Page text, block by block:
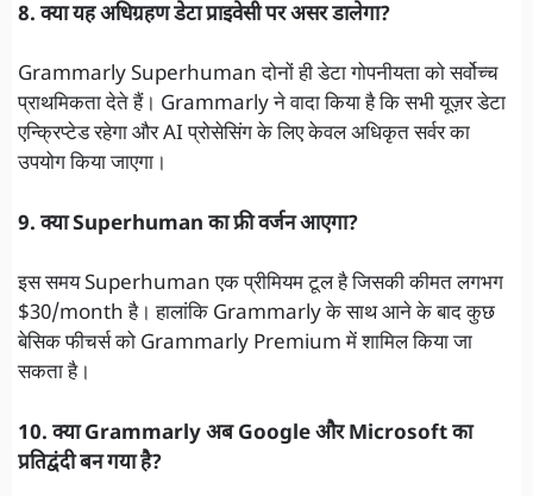
8. क्या यह अधिग्रहण डेटा प्राइवेसी पर असर डालेगा?
Grammarly Superhuman दोनों ही डेटा गोपनीयता को सर्वोच्च
प्राथमिकता देते हैं। Grammarly ने वादा किया है कि सभी यूज़र डेटा
एन्क्रिप्टेड रहेगा और AI प्रोसेसिंग के लिए केवल अधिकृत सर्वर का
उपयोग किया जाएगा।
9. क्या Superhuman का फ्री वर्जन आएगा?
इस समय Superhuman एक प्रीमियम टूल है जिसकी कीमत लगभग
$30/month है। हालांकि Grammarly के साथ आने के बाद कुछ
बेसिक फीचर्स को Grammarly Premium में शामिल किया जा
सकता है।
10. क्या Grammarly अब Google और Microsoft का
प्रतिद्वंदी बन गया है?